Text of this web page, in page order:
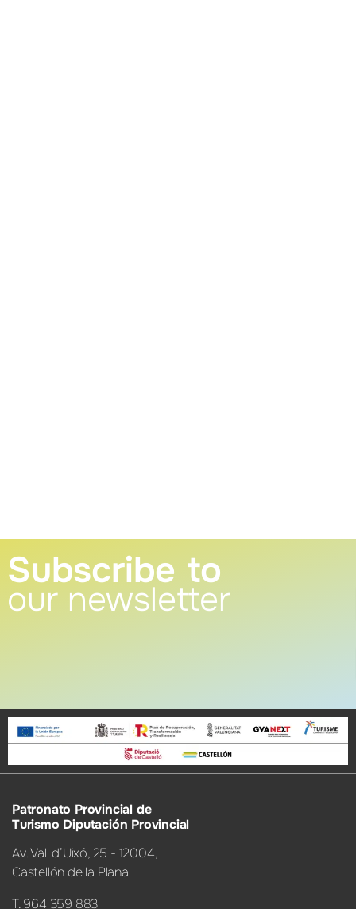
Subscribe to
our newsletter
Patronato Provincial de
Turismo Diputación Provincial
Av. Vall d’Uixó, 25 - 12004,
Castellón de la Plana
T. 964 359 883